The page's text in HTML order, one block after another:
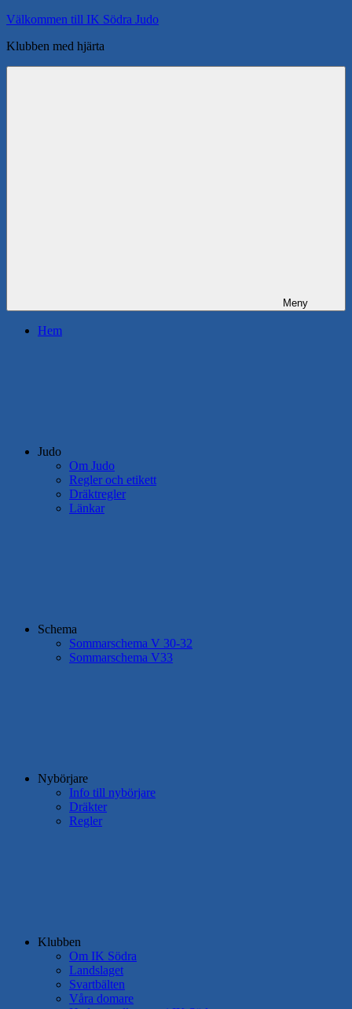
Hoppa
innehåll
Välkommen till IK Södra Judo
Klubben med hjärta
Meny
Hem
Judo
Om Judo
Regler och etikett
Dräktregler
Länkar
Schema
Sommarschema V 30-32
Sommarschema V33
Nybörjare
Info till nybörjare
Dräkter
Regler
Klubben
Om IK Södra
Landslaget
Svartbälten
Våra domare